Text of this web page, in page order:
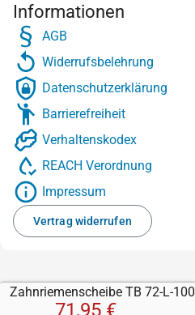
Zahnriemenscheibe TB 72-L-100
71,95 €
Informationen
AGB
Widerrufsbelehrung
Datenschutzerklärung
Barrierefreiheit
Verhaltenskodex
REACH Verordnung
Impressum
Vertrag widerrufen